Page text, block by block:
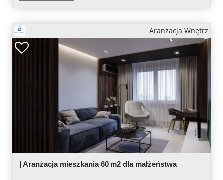
Aranżacja Wnętrz
| Aranżacja mieszkania 60 m2 dla małżeństwa